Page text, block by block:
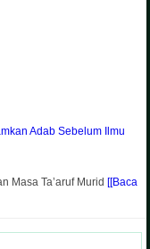
Adab Sebelum Ilmu
Masa Ta’aruf Murid[[Baca